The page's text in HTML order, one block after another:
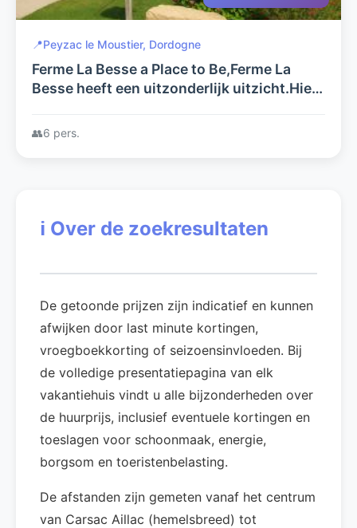
📍Peyzac le Moustier, Dordogne
Ferme La Besse a Place to Be,Ferme La
Besse heeft een uitzonderlijk uitzicht.Hier
👥6 pers.
ℹ️ Over de zoekresultaten
De getoonde prijzen zijn indicatief en kunnen
afwijken door last minute kortingen,
vroegboekkorting of seizoensinvloeden. Bij
de volledige presentatiepagina van elk
vakantiehuis vindt u alle bijzonderheden over
de huurprijs, inclusief eventuele kortingen en
toeslagen voor schoonmaak, energie,
borgsom en toeristenbelasting.
De afstanden zijn gemeten vanaf het centrum
van Carsac Aillac (hemelsbreed) tot